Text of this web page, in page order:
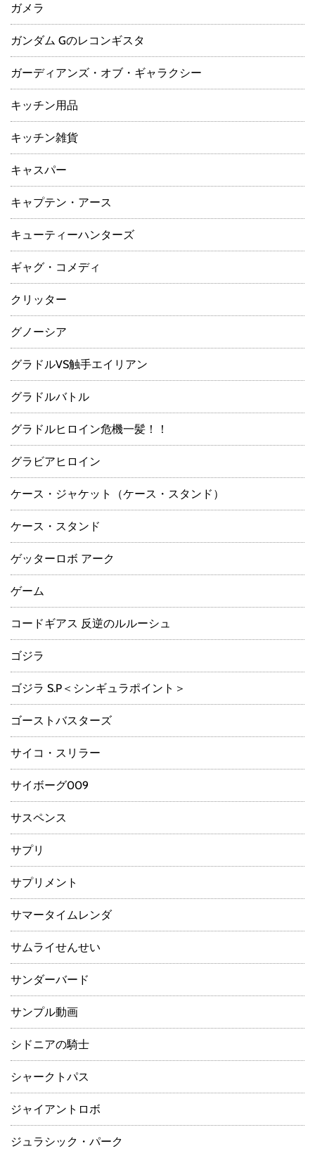
ガメラ
ガンダム Gのレコンギスタ
ガーディアンズ・オブ・ギャラクシー
キッチン用品
キッチン雑貨
キャスパー
キャプテン・アース
キューティーハンターズ
ギャグ・コメディ
クリッター
グノーシア
グラドルVS触手エイリアン
グラドルバトル
グラドルヒロイン危機一髪！！
グラビアヒロイン
ケース・ジャケット（ケース・スタンド）
ケース・スタンド
ゲッターロボ アーク
ゲーム
コードギアス 反逆のルルーシュ
ゴジラ
ゴジラ S.P＜シンギュラポイント＞
ゴーストバスターズ
サイコ・スリラー
サイボーグ009
サスペンス
サプリ
サプリメント
サマータイムレンダ
サムライせんせい
サンダーバード
サンプル動画
シドニアの騎士
シャークトパス
ジャイアントロボ
ジュラシック・パーク